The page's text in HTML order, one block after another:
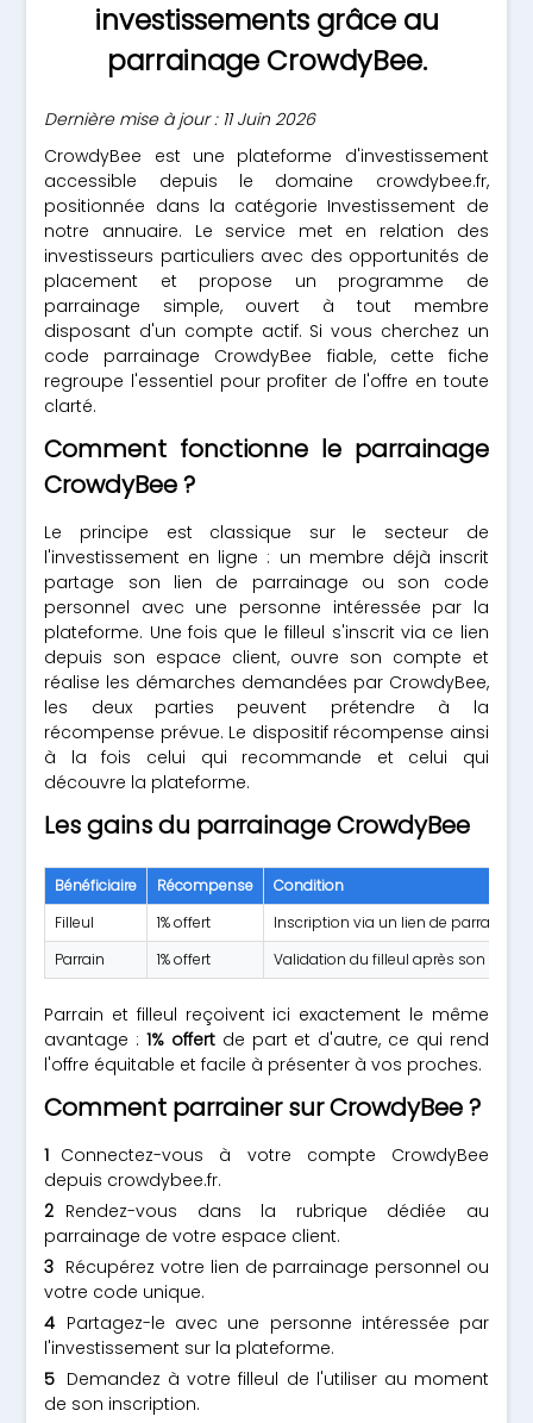
investissements grâce au
parrainage CrowdyBee.
Dernière mise à jour : 11 Juin 2026
CrowdyBee est une plateforme d'investissement
accessible depuis le domaine crowdybee.fr,
positionnée dans la catégorie Investissement de
notre annuaire. Le service met en relation des
investisseurs particuliers avec des opportunités de
placement et propose un programme de
parrainage simple, ouvert à tout membre
disposant d'un compte actif. Si vous cherchez un
code parrainage CrowdyBee fiable, cette fiche
regroupe l'essentiel pour profiter de l'offre en toute
clarté.
Comment fonctionne le parrainage
CrowdyBee ?
Le principe est classique sur le secteur de
l'investissement en ligne : un membre déjà inscrit
partage son lien de parrainage ou son code
personnel avec une personne intéressée par la
plateforme. Une fois que le filleul s'inscrit via ce lien
depuis son espace client, ouvre son compte et
réalise les démarches demandées par CrowdyBee,
les deux parties peuvent prétendre à la
récompense prévue. Le dispositif récompense ainsi
à la fois celui qui recommande et celui qui
découvre la plateforme.
Les gains du parrainage CrowdyBee
Bénéficiaire Récompense
Condition
Filleul
1% offert
Inscription via un lien de
Parrain
1% offert Validation du filleul après son
Parrain et filleul reçoivent ici exactement le même
avantage :1% offertde part et d'autre, ce qui rend
l'offre équitable et facile à présenter à vos proches.
Comment parrainer sur CrowdyBee ?
Connectez-vous à votre compte CrowdyBee
depuis crowdybee.fr.
Rendez-vous dans la rubrique dédiée au
parrainage de votre espace client.
Récupérez votre lien de parrainage personnel ou
votre code unique.
Partagez-le avec une personne intéressée par
l'investissement sur la plateforme.
Demandez à votre filleul de l'utiliser au moment
de son inscription.